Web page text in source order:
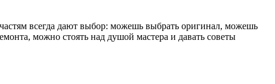
всегда дают выбор: можешь выбрать оригинал, можешь
можно стоять над душой мастера и давать советы